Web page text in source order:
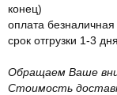
конец)
оплата безналичная
срок отгрузки 1-3 дня
Обращаем Ваше
Стоимость